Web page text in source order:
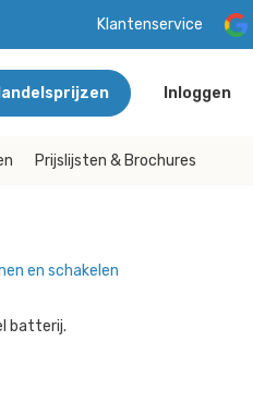
Klantenservice
Inloggen
Prijslijsten & Brochures
en schakelen
batterij.